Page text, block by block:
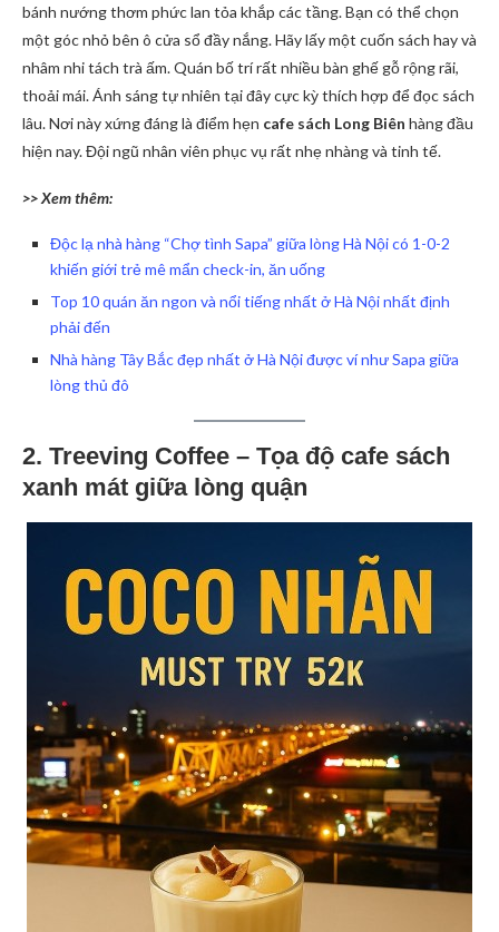
bánh nướng thơm phức lan tỏa khắp các tầng. Bạn có thể chọn
một góc nhỏ bên ô cửa sổ đầy nắng. Hãy lấy một cuốn sách hay và
nhâm nhi tách trà ấm. Quán bố trí rất nhiều bàn ghế gỗ rộng rãi,
thoải mái. Ánh sáng tự nhiên tại đây cực kỳ thích hợp để đọc sách
lâu. Nơi này xứng đáng là điểm hẹn cafe sách Long Biên hàng đầu
hiện nay. Đội ngũ nhân viên phục vụ rất nhẹ nhàng và tinh tế.
>> Xem thêm:
Độc lạ nhà hàng “Chợ tình Sapa” giữa lòng Hà Nội có 1-0-2
khiến giới trẻ mê mẩn check-in, ăn uống
Top 10 quán ăn ngon và nổi tiếng nhất ở Hà Nội nhất định
phải đến
Nhà hàng Tây Bắc đẹp nhất ở Hà Nội được ví như Sapa giữa
lòng thủ đô
2. Treeving Coffee – Tọa độ cafe sách
xanh mát giữa lòng quận